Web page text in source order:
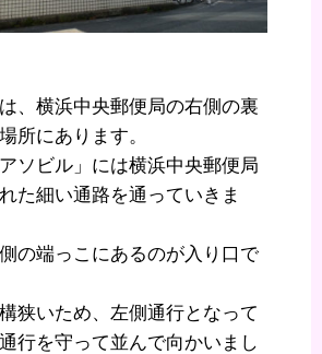
は、横浜中央郵便局の右側の裏
所にあります。
ソビル」には横浜中央郵便局
た細い通路を通っていきま
側の端っこにあるのが入り口で
狭いため、左側通行となって
行を守って並んで向かいまし